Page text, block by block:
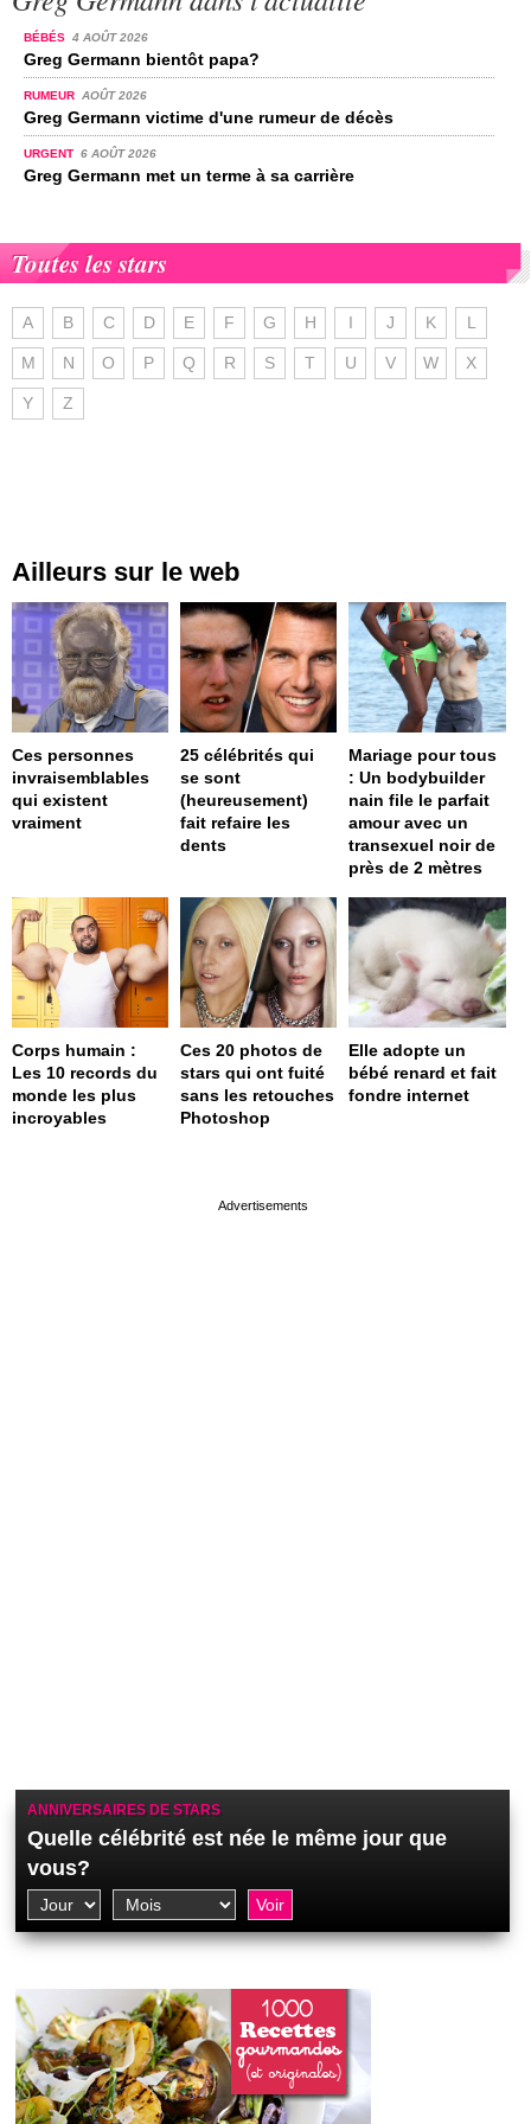
BÉBÉS 4 AOÛT 2026
Greg Germann bientôt papa?
RUMEUR AOÛT 2026
Greg Germann victime d'une rumeur de décès
URGENT 6 AOÛT 2026
Greg Germann met un terme à sa carrière
Toutes les stars
A B C D E F G H I J K L
M N O P Q R S T U V W X
Y Z
Ailleurs sur le web
Ces personnes
invraisemblables
qui existent
vraiment
25 célébrités qui
se sont
(heureusement)
fait refaire les
dents
Mariage pour tous
: Un bodybuilder
nain file le parfait
amour avec un
transexuel noir de
près de 2 mètres
Corps humain :
Les 10 records du
monde les plus
incroyables
Ces 20 photos de
stars qui ont fuité
sans les retouches
Photoshop
Elle adopte un
bébé renard et fait
fondre internet
ANNIVERSAIRES DE STARS
Quelle célébrité est née le même jour que
vous?